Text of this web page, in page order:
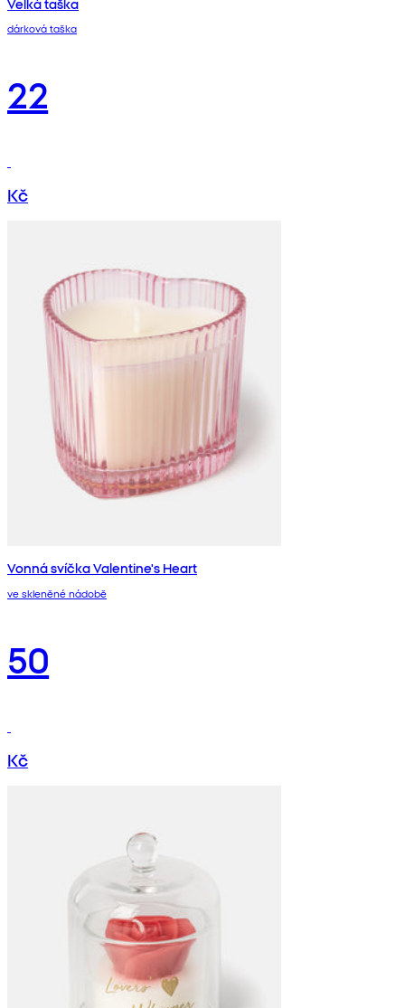
dárková taška
22
Kč
Vonná svíčka Valentine's Heart
ve skleněné nádobě
50
Kč